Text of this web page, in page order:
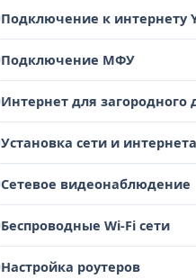
Подключение к интернету
Подключение МФУ
Интернет для загородного
Установка сети и интернета
Сетевое видеонаблюдение
Беспроводные Wi-Fi сети
Настройка роутеров